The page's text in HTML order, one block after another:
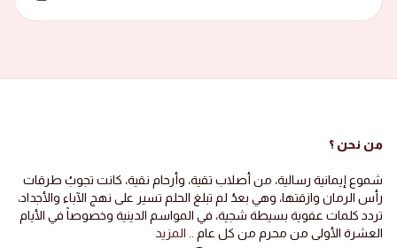
من نحن ؟
شموع إيمانية رسالية، من أصلاب تقية، وأرحام نقية، كانت تجوبُ طرقات
رأس الرمان وازقتها، وهي بعدُ لم تبلغ الحلم تسير على نهج الآباء والأجداد،
تردد كلمات عفوية بسيطة شجية، في المواسم الدينية وخصوصاً في الأيام
العشرة الأولى من محرم من كل عام .. المزيد